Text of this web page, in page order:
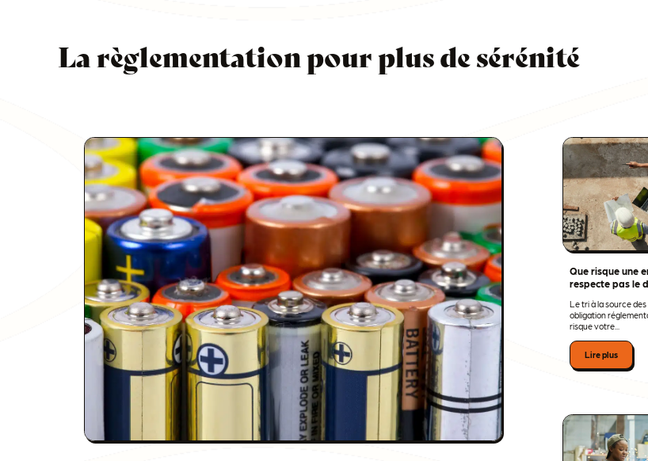
La règlementation pour plus de sérénité
Que risque une
respecte pas le
Le tri à la source
obligation
risque votre...
Lire plus